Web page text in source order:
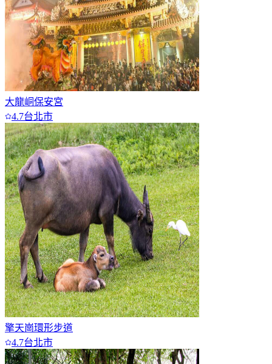
大龍峒保安宮
4.7台北市
擎天崗環形步道
4.7台北市